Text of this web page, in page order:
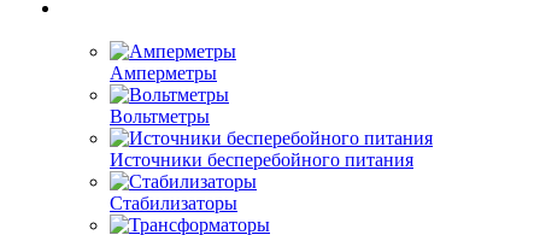
Амперметры
Вольтметры
Источники бесперебойного питания
Стабилизаторы